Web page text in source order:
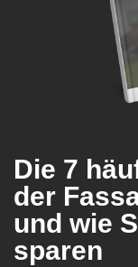
Die 7
der
und wie
sparen